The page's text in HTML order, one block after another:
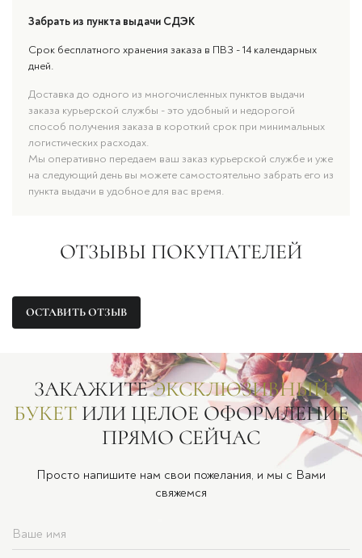
Забрать из пункта выдачи СДЭК
Срок бесплатного хранения заказа в ПВЗ - 14 календарных
дней.
Доставка до одного из многочисленных пунктов выдачи
заказа курьерской службы - это удобный и недорогой
способ получения заказа в короткий срок при минимальных
логистических расходах.
Мы оперативно передаем ваш заказ курьерской службе и уже
на следующий день вы можете самостоятельно забрать его из
пункта выдачи в удобное для вас время.
ОТЗЫВЫ ПОКУПАТЕЛЕЙ
ОСТАВИТЬ ОТЗЫВ
ЗАКАЖИТЕЭКСКЛЮЗИВНЫЙ
БУКЕТИЛИ ЦЕЛОЕ ОФОРМЛЕНИЕ
ПРЯМО СЕЙЧАС
Просто напишите нам свои пожелания, и мы с Вами
свяжемся